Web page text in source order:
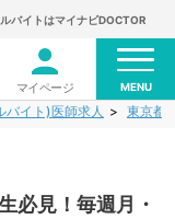
バイトはマイナビDOCTOR
マイページ MENU
バイト)医師求人 東京都
必見！毎週月・